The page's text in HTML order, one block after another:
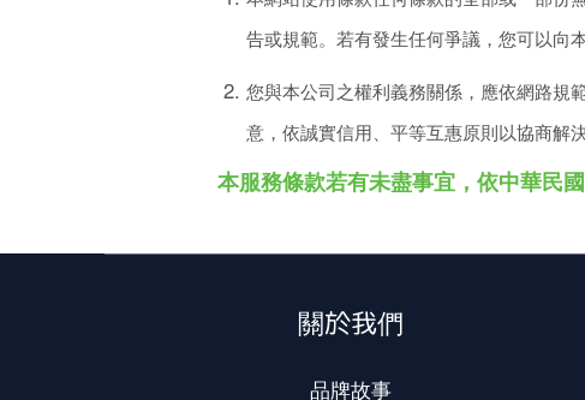
告或規範。若有發生任何爭議，您可以向
您與本公司之權利義務關係，應依網路規
意，依誠實信用、平等互惠原則以協商解
本服務條款若有未盡事宜，依中華民
關於我們
品牌故事